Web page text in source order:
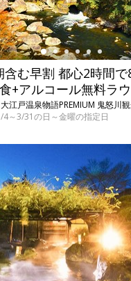
む早割 都心2時間で
+アルコール無料ラ
江戸温泉物語PREMIUM 鬼怒川
～3/31の日～金曜の指定日